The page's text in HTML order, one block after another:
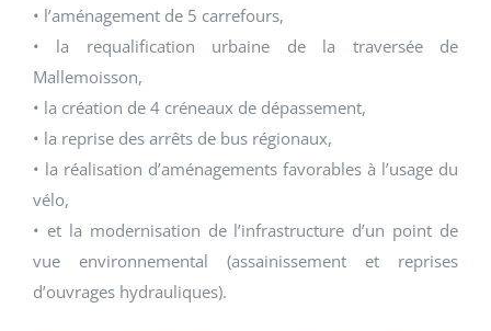
• l’aménagement de 5 carrefours,
• la requalification urbaine de la traversée de
Mallemoisson,
• la création de 4 créneaux de dépassement,
• la reprise des arrêts de bus régionaux,
• la réalisation d’aménagements favorables à l’usage du
vélo,
• et la modernisation de l’infrastructure d’un point de
vue environnemental (assainissement et reprises
d’ouvrages hydrauliques).